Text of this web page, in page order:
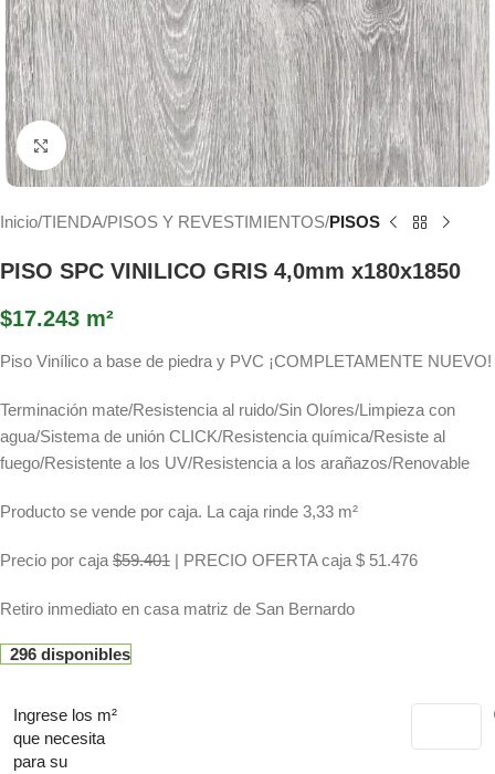
Haga Click para agrandar
Inicio TIENDA PISOS Y REVESTIMIENTOS PISOS
PISO SPC VINILICO GRIS 4,0mm x180x1850
$17.243 m²
Piso Vinílico a base de piedra y PVC ¡COMPLETAMENTE NUEVO!
Terminación mate/Resistencia al ruido/Sin Olores/Limpieza con
agua/Sistema de unión CLICK/Resistencia química/Resiste al
fuego/Resistente a los UV/Resistencia a los arañazos/Renovable
Producto se vende por caja. La caja rinde 3,33 m²
Precio por caja $59.401 | PRECIO OFERTA caja $ 51.476
Retiro inmediato en casa matriz de San Bernardo
296 disponibles
Ingrese los m²
que necesita
para su